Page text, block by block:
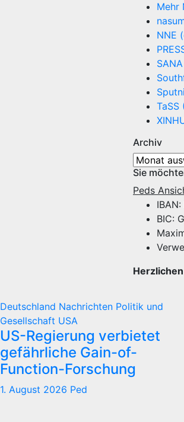
Mehr
NNE
TaSS
Archiv
Archiv
Sie
Peds
BIC:
Deutschland Nachrichten Politik und
Gesellschaft USA
US-Regierung verbietet
gefährliche Gain-of-
Function-Forschung
1. August 2026 Ped